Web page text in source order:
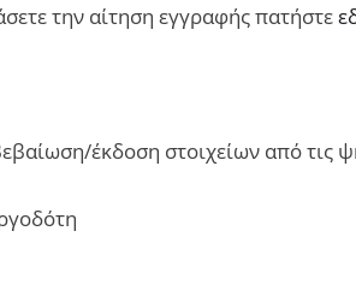
την αίτηση εγγραφής πατήστε
έκδοση στοιχείων από τις